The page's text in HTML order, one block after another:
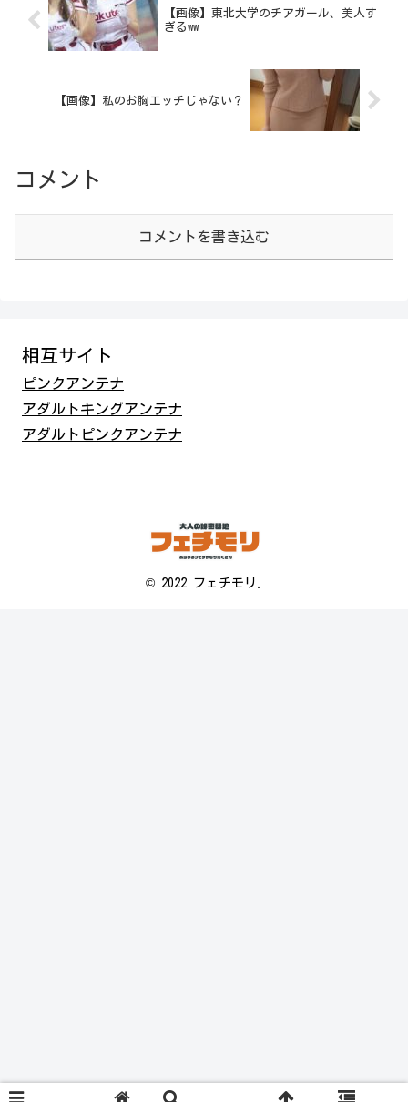
【画像】東北大学のチアガール、美人す
ぎるww
【画像】私のお胸エッチじゃない？
コメント
コメントを書き込む
相互サイト
ピンクアンテナ
アダルトキングアンテナ
アダルトピンクアンテナ
© 2022 フェチモリ.